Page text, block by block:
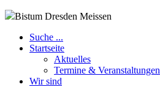
Bistum Dresden Meissen
Suche ...
Startseite
Aktuelles
Termine & Veranstaltungen
Wir sind